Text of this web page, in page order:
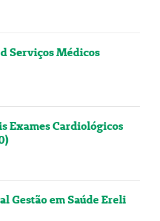
Serviços Médicos
Exames Cardiológicos
Gestão em Saúde Ereli